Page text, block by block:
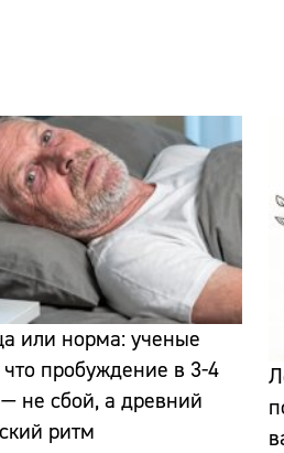
или норма: ученые
пробуждение в 3-4
не сбой, а древний
ритм